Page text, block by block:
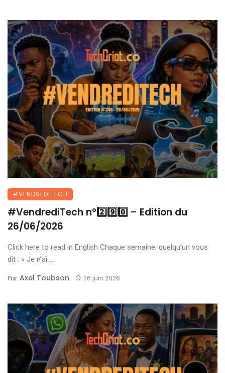
#VENDREDITECH
#VendrediTech n°2️⃣9️⃣0️⃣ – Edition du
26/06/2026
Click here to read in English Chaque semaine, quelqu’un vous
dit : « Je n’ai ...
Par Axel Toubson 26 juin 2026